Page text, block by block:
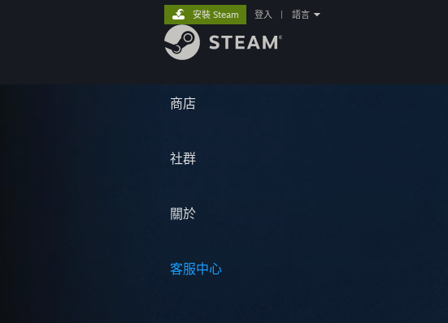
商店
社群
關於
客服中心
安裝 Steam 登入 語言